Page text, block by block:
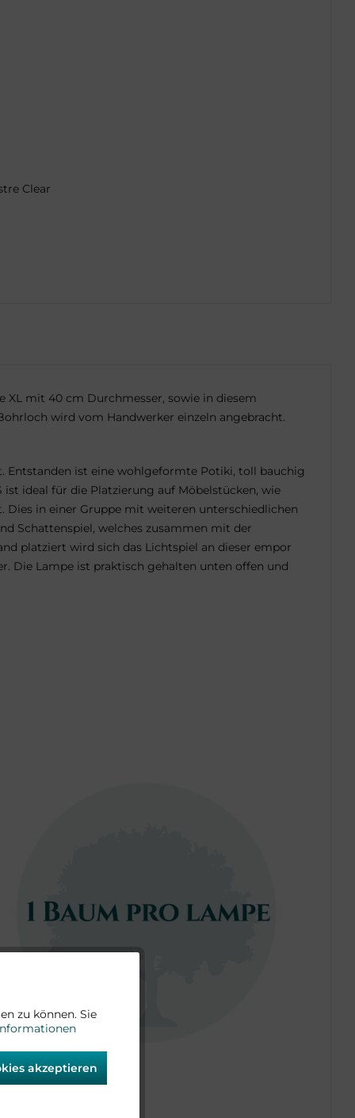
Clear
XL mit 40 cm Durchmesser, sowie in diesem
wird vom Handwerker einzeln angebracht.
Entstanden ist eine wohlgeformte Potiki, toll bauchig
ideal für die Platzierung auf Möbelstücken, wie
in einer Gruppe mit weiteren unterschiedlichen
Schattenspiel, welches zusammen mit der
platziert wird sich das Lichtspiel an dieser empor
Die Lampe ist praktisch gehalten unten offen und
Aktiv
zu können. Sie
akzeptieren